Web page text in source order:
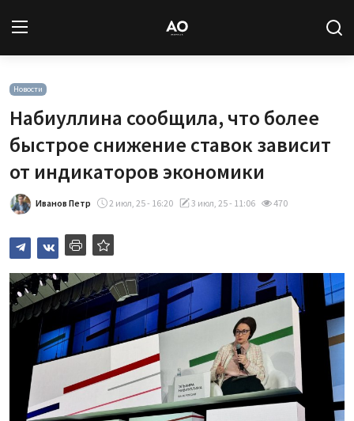
Новости
Статьи
Авторы
Архив
База знаний
Подписка
Новости
Набиуллина сообщила, что более
быстрое снижение ставок зависит
от индикаторов экономики
Иванов Петр 2 июл, 25 - 16:20 3 июл, 25 - 11:06 470